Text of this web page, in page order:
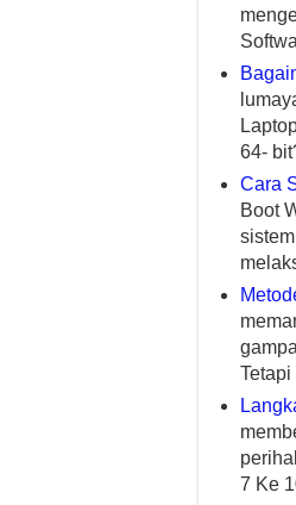
64-
Cara
Boot
7 Ke